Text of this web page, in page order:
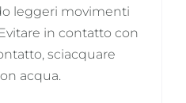
leggeri movimenti
in contatto con
sciacquare
acqua.